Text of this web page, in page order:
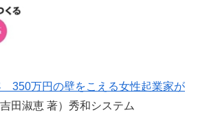
350万円の壁をこえる女性起業家が
吉田淑恵 著）秀和システム